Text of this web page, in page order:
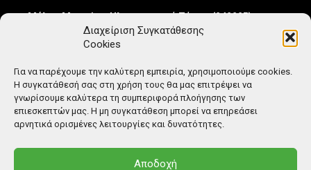
Διαχείριση Συγκατάθεσης
Cookies
Για να παρέχουμε την καλύτερη εμπειρία, χρησιμοποιούμε cookies.
Η συγκατάθεσή σας στη χρήση τους θα μας επιτρέψει να
γνωρίσουμε καλύτερα τη συμπεριφορά πλοήγησης των
επιεσκεπτών μας. Η μη συγκατάθεση μπορεί να επηρεάσει
αρνητικά ορισμένες λειτουργίες και δυνατότητες.
Αποδοχή
Μέλος Μητρώου Ηλεκτρονικού Τύπου (242225)